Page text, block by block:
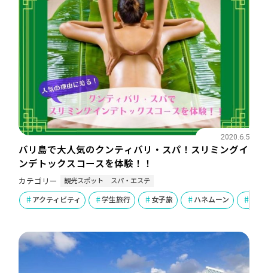
バリ島で大人気のクンティバリ・スパ！スリミングイ
ンデトックスコースを体験！！
2020.6.5
カテゴリー 観光スポット スパ・エステ
アクティビティ 学生旅行 女子旅 ハネムーン